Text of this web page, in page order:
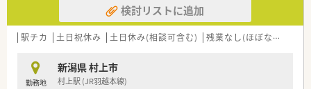
検討リストに追加
駅チカ 土日祝休み 土日休み(相談可含む) 残業なし(ほぼなし含む)
勤務地
新潟県 村上市
村上駅 (JR羽越本線)